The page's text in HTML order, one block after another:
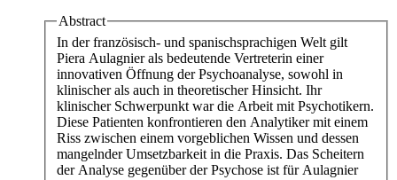
Abstract
In der französisch- und spanischsprachigen Welt gilt
Piera Aulagnier als bedeutende Vertreterin einer
innovativen Öffnung der Psychoanalyse, sowohl in
klinischer als auch in theoretischer Hinsicht. Ihr
klinischer Schwerpunkt war die Arbeit mit Psychotikern.
Diese Patienten konfrontieren den Analytiker mit einem
Riss zwischen einem vorgeblichen Wissen und dessen
mangelnder Umsetzbarkeit in die Praxis. Das Scheitern
der Analyse gegenüber der Psychose ist für Aulagnier